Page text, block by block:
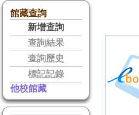
館藏查詢
新增查詢
查詢結果
查詢歷史
標記記錄
他校館藏